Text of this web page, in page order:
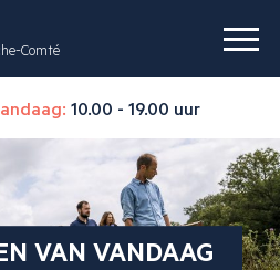
Comté
10.00 - 19.00 uur
VAN VANDAAG